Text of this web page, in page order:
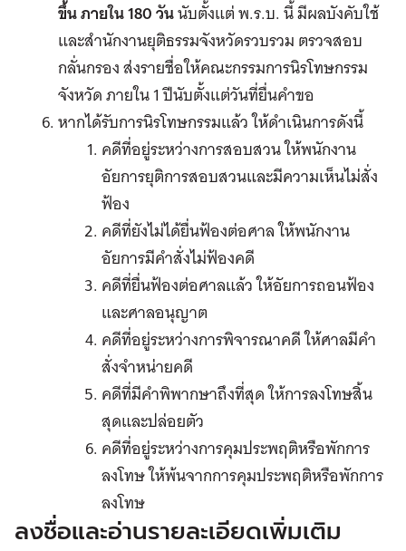
ขึ้น ภายใน 180 วันนับตั้งแต่ พ.ร.บ. นี้ มีผลบังคับใช้
และสำนักงานยุติธรรมจังหวัดรวบรวม ตรวจสอบ
กลั่นกรอง ส่งรายชื่อให้คณะกรรมการนิรโทษกรรม
จังหวัด ภายใน 1 ปีนับตั้งแต่วันที่ยื่นคำขอ
หากได้รับการนิรโทษกรรมแล้ว ให้ดำเนินการดังนี้
คดีที่อยู่ระหว่างการสอบสวน ให้พนักงาน
อัยการยุติการสอบสวนและมีความเห็นไม่สั่ง
ฟ้อง
คดีที่ยังไม่ได้ยื่นฟ้องต่อศาล ให้พนักงาน
อัยการมีคำสั่งไม่ฟ้องคดี
คดีที่ยื่นฟ้องต่อศาลแล้ว ให้อัยการถอนฟ้อง
และศาลอนุญาต
คดีที่อยู่ระหว่างการพิจารณาคดี ให้ศาลมีคำ
สั่งจำหน่ายคดี
คดีที่มีคำพิพากษาถึงที่สุด ให้การลงโทษสิ้น
สุดและปล่อยตัว
คดีที่อยู่ระหว่างการคุมประพฤติหรือพักการ
ลงโทษ ให้พ้นจากการคุมประพฤติหรือพักการ
ลงโทษ
ลงชื่อและอ่านรายละเอียดเพิ่มเติม